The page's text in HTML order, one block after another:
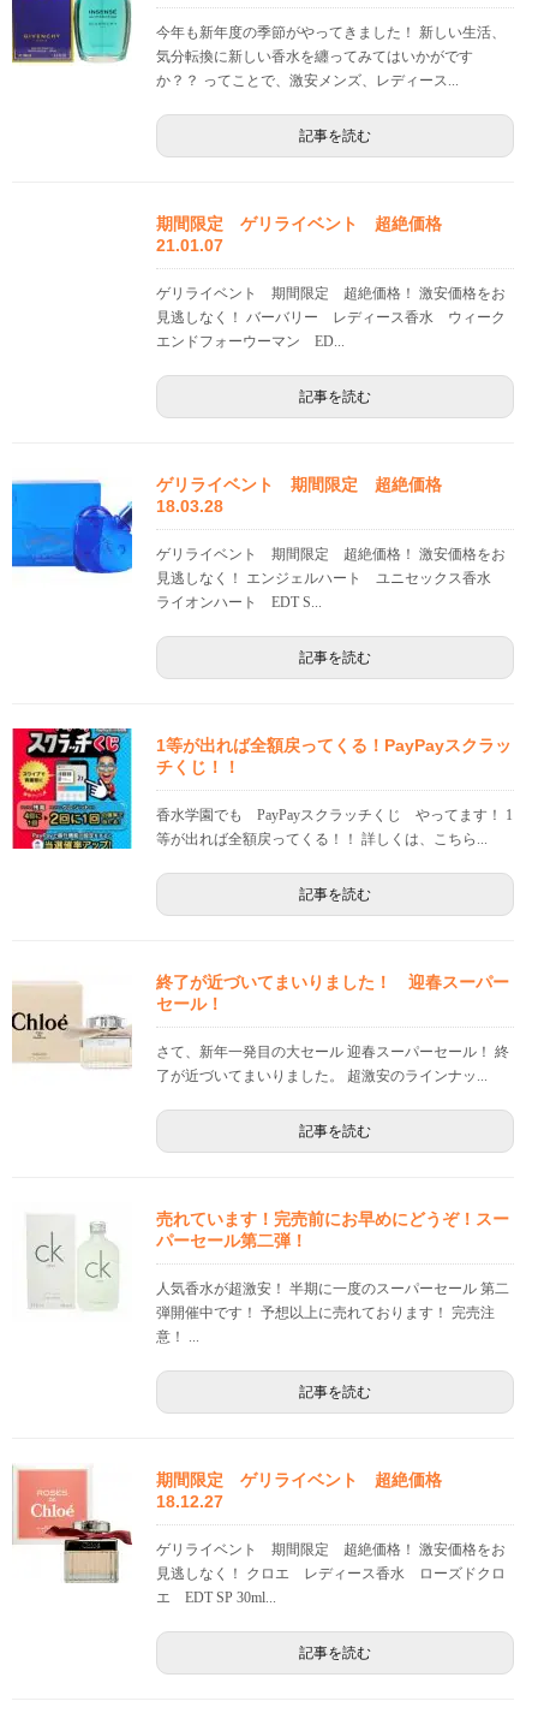
今年も新年度の季節がやってきました！ 新しい生活、
気分転換に新しい香水を纏ってみてはいかがです
か？？ ってことで、激安メンズ、レディース...
記事を読む
期間限定 ゲリライベント 超絶価格
21.01.07
ゲリライベント 期間限定 超絶価格！ 激安価格をお
見逃しなく！ バーバリー レディース香水 ウィーク
エンドフォーウーマン ED...
記事を読む
ゲリライベント 期間限定 超絶価格
18.03.28
ゲリライベント 期間限定 超絶価格！ 激安価格をお
見逃しなく！ エンジェルハート ユニセックス香水
ライオンハート EDT S...
記事を読む
1等が出れば全額戻ってくる！PayPayスクラッ
チくじ！！
香水学園でも PayPayスクラッチくじ やってます！ 1
等が出れば全額戻ってくる！！ 詳しくは、こちら...
記事を読む
終了が近づいてまいりました！ 迎春スーパー
セール！
さて、新年一発目の大セール 迎春スーパーセール！ 終
了が近づいてまいりました。 超激安のラインナッ...
記事を読む
売れています！完売前にお早めにどうぞ！スー
パーセール第二弾！
人気香水が超激安！ 半期に一度のスーパーセール 第二
弾開催中です！ 予想以上に売れております！ 完売注
意！ ...
記事を読む
期間限定 ゲリライベント 超絶価格
18.12.27
ゲリライベント 期間限定 超絶価格！ 激安価格をお
見逃しなく！ クロエ レディース香水 ローズドクロ
エ EDT SP 30ml...
記事を読む